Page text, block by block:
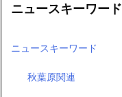
ニュースキーワード
ニュースキーワード
秋葉原関連